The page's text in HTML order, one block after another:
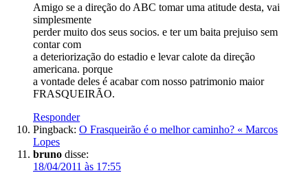
Amigo se a direção do ABC tomar uma atitude desta, vai
simplesmente
perder muito dos seus socios. e ter um baita prejuiso sem
contar com
a deteriorização do estadio e levar calote da direção
americana. porque
a vontade deles é acabar com nosso patrimonio maior
FRASQUEIRÃO.
Responder
Pingback: O Frasqueirão é o melhor caminho? « Marcos
Lopes
bruno disse:
18/04/2011 às 17:55